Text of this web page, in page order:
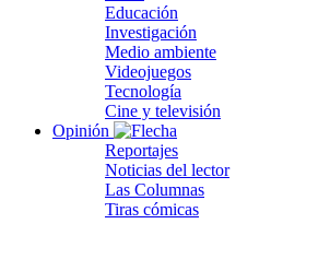
Educación
Investigación
Medio ambiente
Videojuegos
Tecnología
Cine y televisión
Opinión
Reportajes
Noticias del lector
Las Columnas
Tiras cómicas